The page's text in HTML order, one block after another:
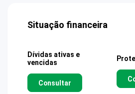
Situação financeira
Dívidas ativas e
vencidas
Consultar